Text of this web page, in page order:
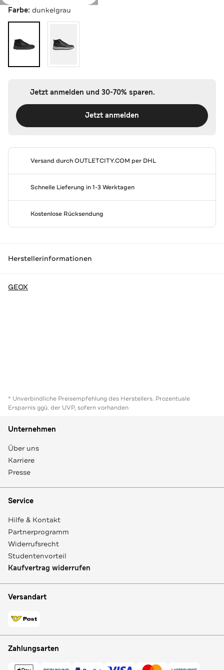
Farbe: dunkelgrau
Jetzt anmelden und 30-70% sparen.
Jetzt anmelden
Versand durchOUTLETCITY.COM per DHL
Schnelle Lieferung in 1-3 Werktagen
Kostenlose Rücksendung
Herstellerinformationen
GEOX
* Unverbindliche Preisempfehlung des Herstellers. Prozentuale
Ersparnis ggü. der UVP, sofern vorhanden
Unternehmen
Über uns
Karriere
Presse
Service
Hilfe & Kontakt
Partnerprogramm
Widerrufsrecht
Studentenvorteil
Kaufvertrag widerrufen
Versandart
Zahlungsarten